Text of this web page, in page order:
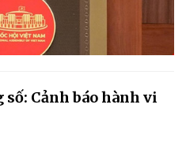
Cảnh báo hành vi